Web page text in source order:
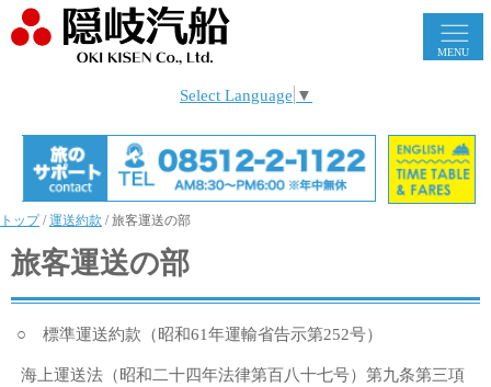
MENU
Select Language ▼
トップ/運送約款 /旅客運送の部
旅客運送の部
○ 標準運送約款（昭和61年運輸省告示第252号）
海上運送法（昭和二十四年法律第百八十七号）第九条第三項